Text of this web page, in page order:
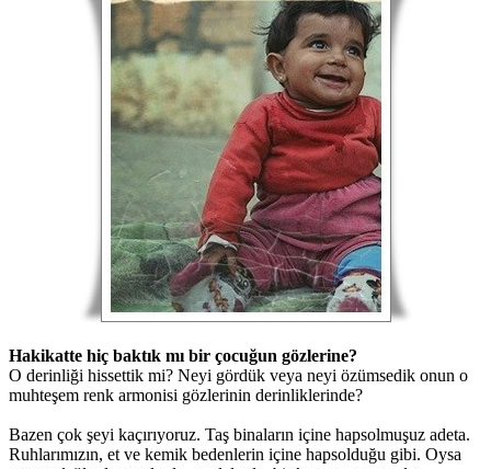
Hakikatte hiç baktık mı bir çocuğun gözlerine?
O derinliği hissettik mi? Neyi gördük veya neyi özümsedik onun o
muhteşem renk armonisi gözlerinin derinliklerinde?
Bazen çok şeyi kaçırıyoruz. Taş binaların içine hapsolmuşuz adeta.
Ruhlarımızın, et ve kemik bedenlerin içine hapsolduğu gibi. Oysa